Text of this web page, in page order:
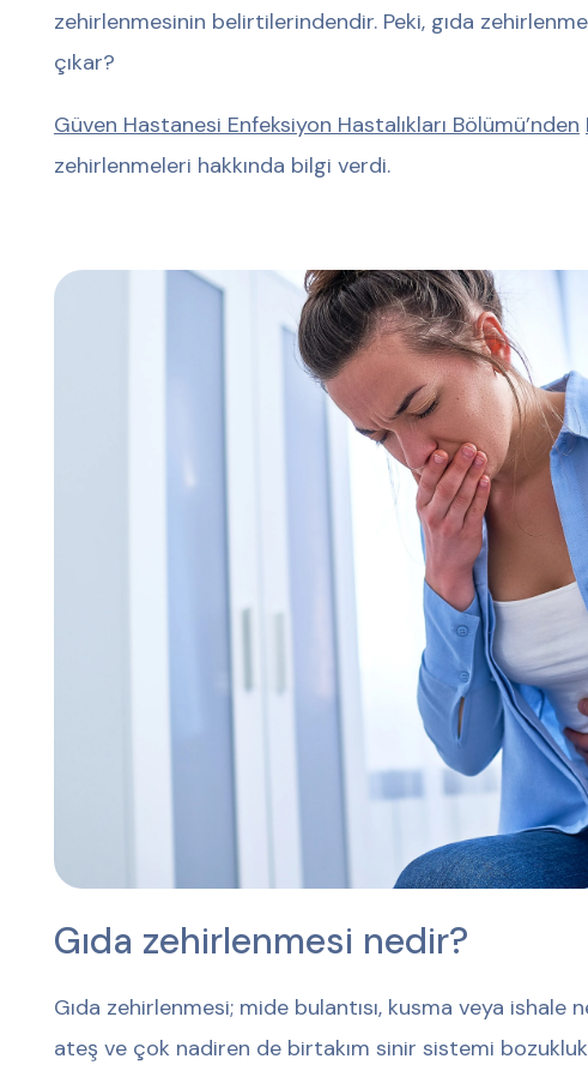
zehirlenmesinin belirtilerindendir. Peki, gıda
çıkar?
Güven Hastanesi Enfeksiyon Hastalıkları Bölümü’nden
zehirlenmeleri hakkında bilgi verdi.
Gıda zehirlenmesi nedir?
Gıda zehirlenmesi; mide bulantısı, kusma veya
ateş ve çok nadiren de birtakım sinir sistemi